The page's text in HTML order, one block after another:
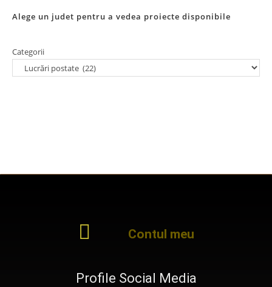
Alege un judet pentru a vedea proiecte disponibile
Categorii
Contul meu
Profile Social Media